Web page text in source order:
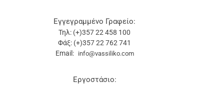
Εγγεγραμμένο Γραφείο:
Τηλ: (+)357 22 458 100
Φάξ: (+)357 22 762 741
Email: info@vassiliko.com
Εργοστάσιο: